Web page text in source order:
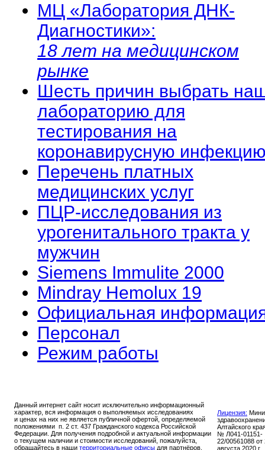
МЦ «Лаборатория ДНК-
Диагностики»:
18 лет на медицинском
рынке
Шесть причин выбрать
лабораторию для
тестирования на
коронавирусную
Перечень платных
медицинских услуг
ПЦР-исследования из
урогенитального тракта у
мужчин
Siemens Immulite 2000
Mindray Hemolux 19
Официальная
Персонал
Режим работы
Данный интернет сайт носит исключительно информационный
характер, вся информация о выполняемых исследованиях
и ценах на них не является публичной офертой, определяемой
положениями п. 2 ст. 437 Гражданского кодекса Российской
Федерации. Для получения подробной и актуальной информации
о текущем наличии и стоимости исследований, пожалуйста,
обращайтесь в наши территориальные офисы для партнёров,
Лицензия:
Алтайского
№ Л041-01151-
22/00561088 от
августа 2020 г.